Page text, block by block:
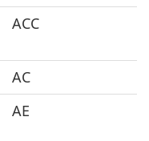
ACC
AC
AE